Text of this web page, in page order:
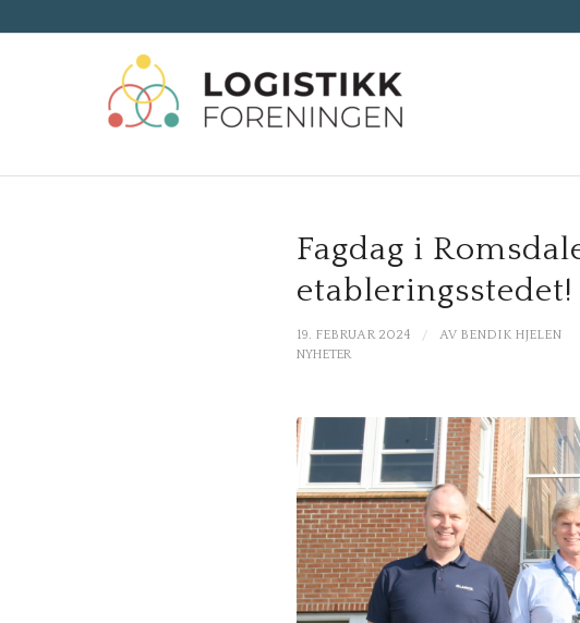
Fagdag i
etableringsstedet!
19. FEBRUAR 2024 / AV BENDIK HJELEN
NYHETER